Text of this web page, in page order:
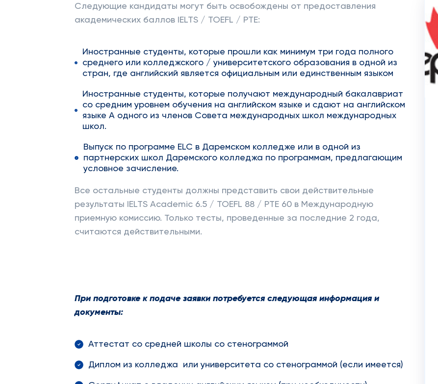
Следующие кандидаты могут быть освобождены от предоставления
академических баллов IELTS / TOEFL / PTE:
Иностранные студенты, которые прошли как минимум три года полного
среднего или колледжского / университетского образования в одной из
стран, где английский является официальным или единственным языком
Иностранные студенты, которые получают международный бакалавриат
со средним уровнем обучения на английском языке и сдают на английском
языке A одного из членов Совета международных школ международных
школ.
Выпуск по программе ELC в Даремском колледже или в одной из
партнерских школ Даремского колледжа по программам, предлагающим
условное зачисление.
Все остальные студенты должны представить свои действительные
результаты IELTS Academic 6.5 / TOEFL 88 / PTE 60 в Международную
приемную комиссию. Только тесты, проведенные за последние 2 года,
считаются действительными.
При подготовке к подаче заявки потребуется следующая информация и
документы:
Аттестат со средней школы со стенограммой
Диплом из колледжа или университета со стенограммой (если имеется)